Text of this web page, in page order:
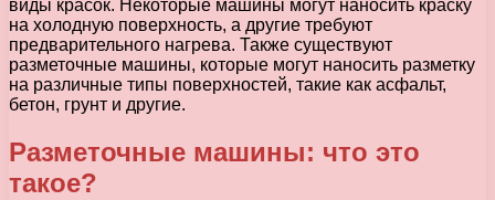
виды красок. Некоторые машины могут наносить краску
на холодную поверхность, а другие требуют
предварительного нагрева. Также существуют
разметочные машины, которые могут наносить разметку
на различные типы поверхностей, такие как асфальт,
бетон, грунт и другие.
Разметочные машины: что это
такое?